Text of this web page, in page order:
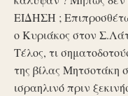
ΕΙΔΗΣΗ ;
ο Κυριάκος στον
Τέλος, τι
της βίλας Μητσοτάκη
ισραηλινό πριν